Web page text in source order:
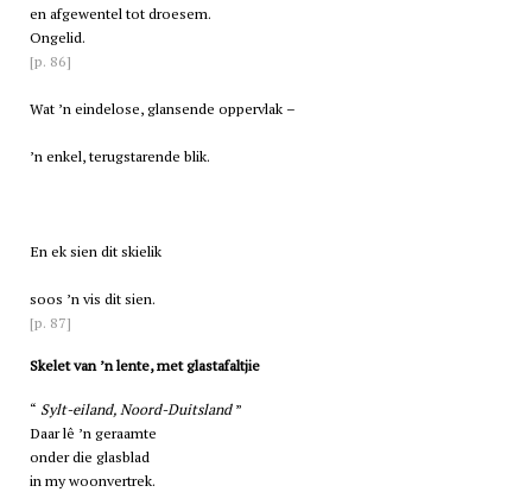
en afgewentel tot droesem.
Ongelid.
[p. 86]
Wat ’n eindelose, glansende oppervlak –
’n enkel, terugstarende blik.
En ek sien dit skielik
soos ’n vis dit sien.
[p. 87]
Skelet van ’n lente, met glastafaltjie
Sylt-eiland, Noord-Duitsland
Daar lê ’n geraamte
onder die glasblad
in my woonvertrek.